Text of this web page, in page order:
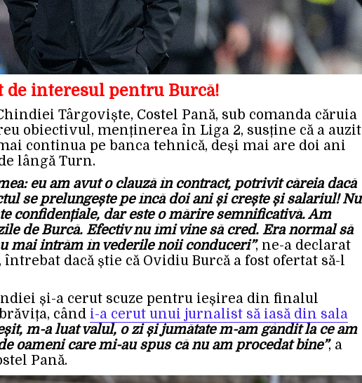
de interesul pentru Burcă!
Târgoviște, Costel Pană, sub comanda căruia
obiectivul, menținerea în Liga 2, susține că a auzit
continua pe banca tehnică, deși mai are doi ani
lângă Turn.
eu am avut o clauză în contract, potrivit căreia dacă
se prelungește pe încă doi ani și crește și salariul! Nu
confidențiale, dar este o mărire semnificativă. Am
de Burcă. Efectiv nu îmi vine să cred. Era normal să
mai intrăm în vederile noii conduceri”, ne-a declarat
întrebat dacă știe că Ovidiu Burcă a fost ofertat să-l
și-a cerut scuze pentru ieșirea din finalul
când i-a cerut unui jurnalist să iasă din sala
m-a luat valul, o zi și jumătate m-am gândit la ce am
oameni care mi-au spus că nu am procedat bine”, a
Pană.